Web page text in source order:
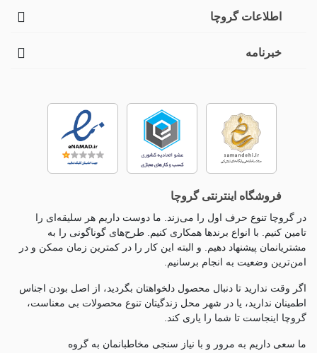
اطلاعات گروچا
خبرنامه
فروشگاه اینترنتی گروچا
در گروچا تنوع حرف اول را می‌زند. ما دوست داریم هر سلیقه‌ای را
تامین کنیم. با انواع برندها همکاری کنیم. طرح‌های گوناگونی را به
مشتریانمان پیشنهاد دهیم. و البته این کار را در کمترین زمان ممکن و در
امن‌ترین وضعیت به انجام برسانیم.
اگر وقت ندارید تا دنبال محصول دلخواهتان بگردید، از اصل بودن اجناس
اطمینان ندارید، یا در شهر محل زندگیتان تنوع محصولات بی معناست،
گروچا اینجاست تا شما را یاری کند.
ما سعی داریم به مرور و با نیاز سنجی مخاطبانمان به گروه